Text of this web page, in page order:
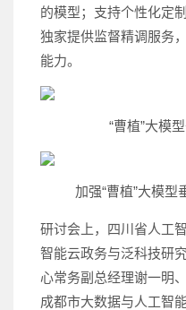
的模型；支持个性化定
独家提供监督精调服务
能力。
“曹植”大模
加强“曹植”大模型
研讨会上，四川省人工
智能云政务与泛科技研
心常务副总经理谢一明
成都市大数据与人工智